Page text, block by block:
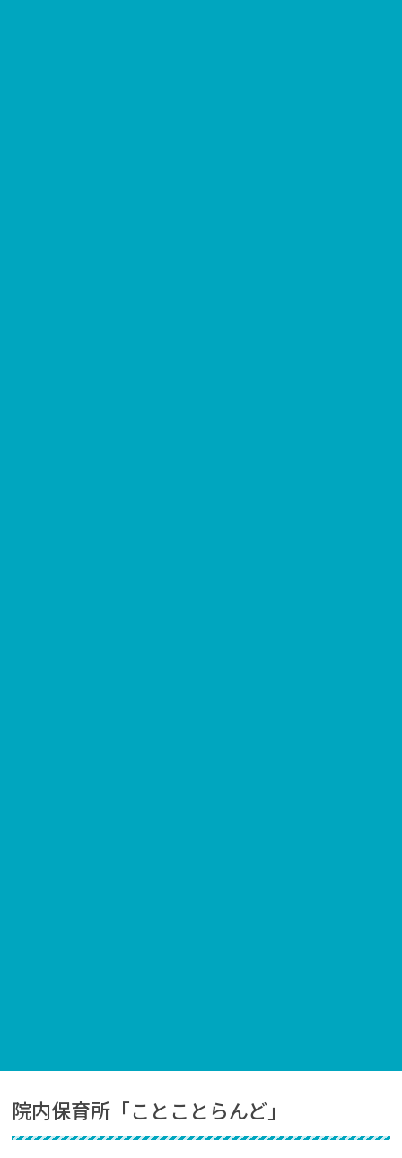
院内保育所「ことことらんど」